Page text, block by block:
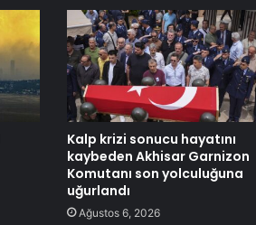
Kalp krizi sonucu hayatını
kaybeden Akhisar Garnizon
Komutanı son yolculuğuna
uğurlandı
Ağustos 6, 2026